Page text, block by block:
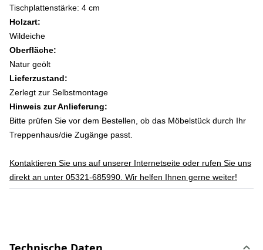
Tischplattenstärke: 4 cm
Holzart:
Wildeiche
Oberfläche:
Natur geölt
Lieferzustand:
Zerlegt zur Selbstmontage
Hinweis zur Anlieferung:
Bitte prüfen Sie vor dem Bestellen, ob das Möbelstück durch Ihr
Treppenhaus/die Zugänge passt.
Kontaktieren Sie uns auf unserer Internetseite oder rufen Sie uns
direkt an unter 05321-685990. Wir helfen Ihnen gerne weiter!